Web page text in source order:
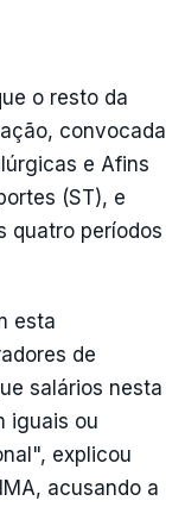
o resto da
convocada
e Afins
(ST), e
quatro períodos
esta
de
salários nesta
iguais ou
explicou
acusando a